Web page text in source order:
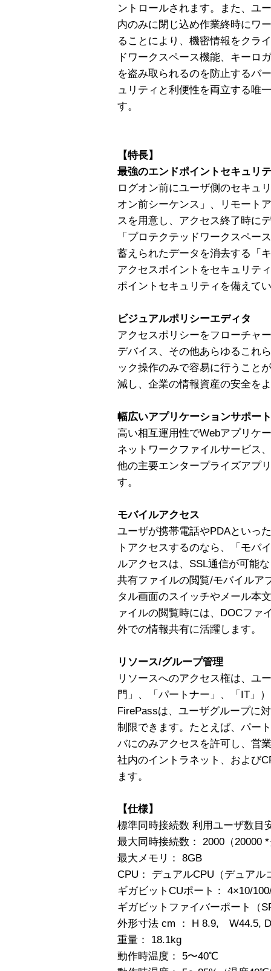
ントロールされます。また、ユ
内のみに閉じ込め作業終時にワ
ることにより、機密情報をクラ
ドワークスペース機能、キーロ
を盗み取られるのを防止するバ
ュリティと利便性を両立する唯
す。
【特長】
最強のエンドポイントセキュリ
ログオン前にユーザ側のセキュ
オン前シーケンス」、リモート
スを用意し、アクセス終了時に
「プロテクテッドワークスペー
蓄えられたデータを消去する「
アクセスポイントをセキュリテ
ポイントセキュリティを備えて
ビジュアルポリシーエディタ
アクセスポリシーをフローチャ
デバイス、その他あらゆるこれ
ック操作のみで容易に行うこと
減し、企業の情報資産の安全を
幅広いアプリケーションサポート
高い相互運用性でWebアプリケ
ネットワークファイルサービス
他の主要エンタープライズアプ
す。
モバイルアクセス
ユーザが携帯電話やPDAといっ
トアクセスするのなら、「モバ
ルアクセスは、SSL通信が可能
共有ファイルの閲覧/モバイルア
タル画面のスイッチやメール本
ァイルの閲覧時には、DOCファ
外での情報共有に活躍します。
リソース/グループ管理
リソースへのアクセス権は、ユ
門」、「パートナー」、「IT」
FirePassは、ユーザグループに
制限できます。たとえば、パー
バにのみアクセスを許可し、営
社内のイントラネット、および
ます。
【仕様】
標準同時接続数 利用ユーザ数目
最大同時接続数： 2000（20000
最大メモリ： 8GB
CPU： デュアルCPU（デュアル
ギガビットCUポート： 4×10/
ギガビットファイバーポート（
外形寸法 cm ： H 8.9, W44.5,
重量： 18.1kg
動作時温度： 5〜40℃